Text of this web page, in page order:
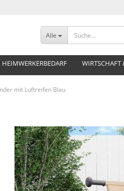
Alle
HEIMWERKERBEDARF WIRTSCHAFT
mit Luftreifen Blau